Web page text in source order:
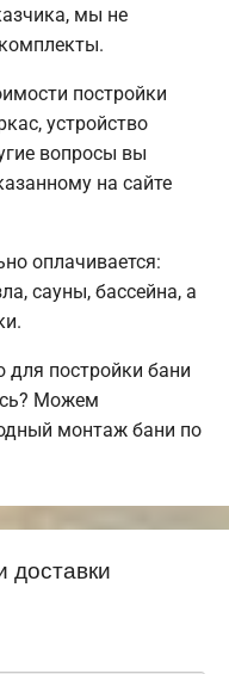
мы не
постройки
устройство
вопросы вы
на сайте
оплачивается:
сауны, бассейна, а
для постройки бани
Можем
монтаж бани по
доставки